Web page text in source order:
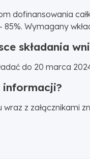
dofinansowania
85%. Wymagany
składania
do 20 marca
informacji?
z załącznikami